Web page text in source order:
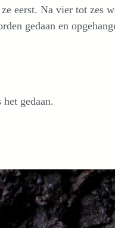
eerst. Na vier tot zes
gedaan en
gedaan.